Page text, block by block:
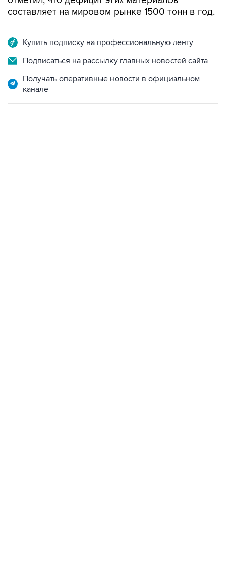
составляет на мировом рынке 1500 тонн в год.
Купить подписку на профессиональную ленту
Подписаться на рассылку главных новостей сайта
Получать оперативные новости в официальном
канале